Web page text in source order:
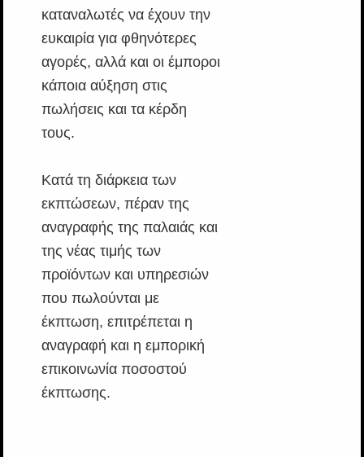
καταναλωτές να έχουν την
ευκαιρία για φθηνότερες
αγορές, αλλά και οι έμποροι
κάποια αύξηση στις
πωλήσεις και τα κέρδη
τους.
Κατά τη διάρκεια των
εκπτώσεων, πέραν της
αναγραφής της παλαιάς και
της νέας τιμής των
προϊόντων και υπηρεσιών
που πωλούνται με
έκπτωση, επιτρέπεται η
αναγραφή και η εμπορική
επικοινωνία ποσοστού
έκπτωσης.